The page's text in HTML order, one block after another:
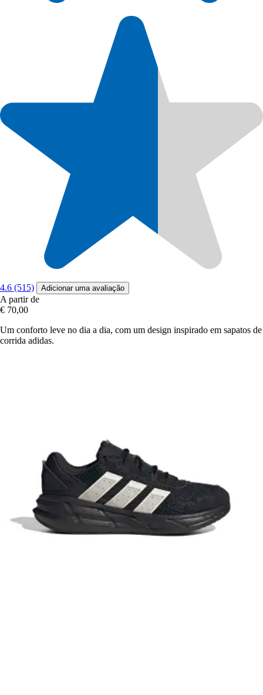
4.6 (515) Adicionar uma avaliação
A partir de
€ 70,00
Um conforto leve no dia a dia, com um design inspirado em sapatos de
corrida adidas.